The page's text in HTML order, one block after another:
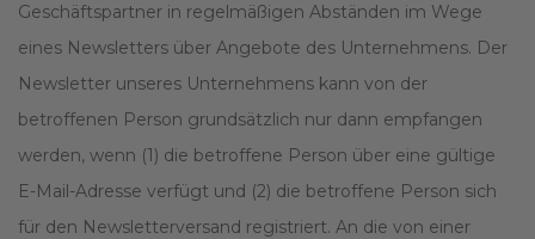
Geschäftspartner in regelmäßigen Abständen im Wege
eines Newsletters über Angebote des Unternehmens. Der
Newsletter unseres Unternehmens kann von der
betroffenen Person grundsätzlich nur dann empfangen
werden, wenn (1) die betroffene Person über eine gültige
E-Mail-Adresse verfügt und (2) die betroffene Person sich
für den Newsletterversand registriert. An die von einer